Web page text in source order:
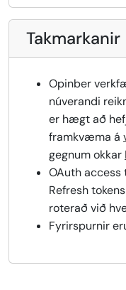
Takmarkanir
Opinber
núverandi
er hægt að
framkvæma á
gegnum okkar
OAuth access
Refresh
roterað við
Fyrirspurnir